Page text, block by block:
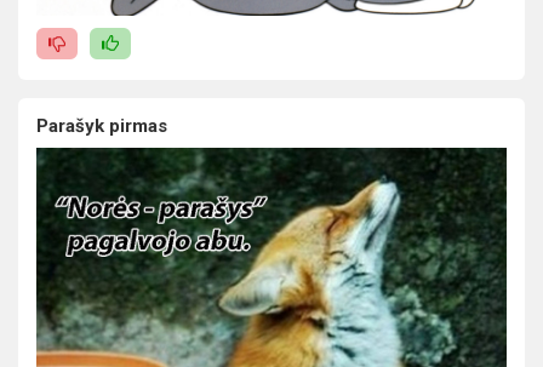
Parašyk pirmas